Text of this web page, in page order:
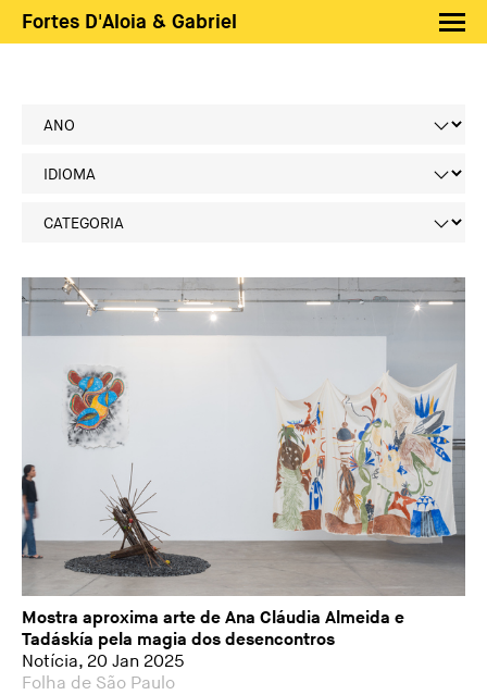
Fortes D'Aloia & Gabriel
Shop FDAG
Busca
Mostra aproxima arte de Ana Cláudia Almeida e
Tadáskía pela magia dos desencontros
Notícia, 20 Jan 2025
Folha de São Paulo